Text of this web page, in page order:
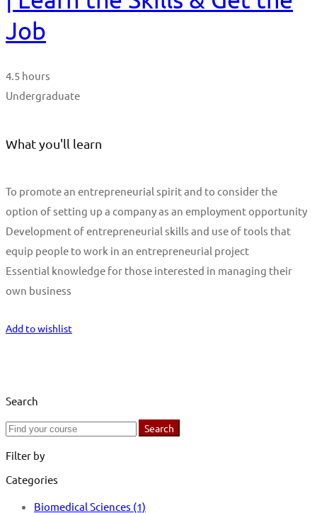
Job
4.5 hours
Undergraduate
What you'll learn
To promote an entrepreneurial spirit and to consider the
option of setting up a company as an employment opportunity
Development of entrepreneurial skills and use of tools that
equip people to work in an entrepreneurial project
Essential knowledge for those interested in managing their
own business
Add to wishlist
Search
Search
Search
Filter by
Categories
Biomedical Sciences (1)